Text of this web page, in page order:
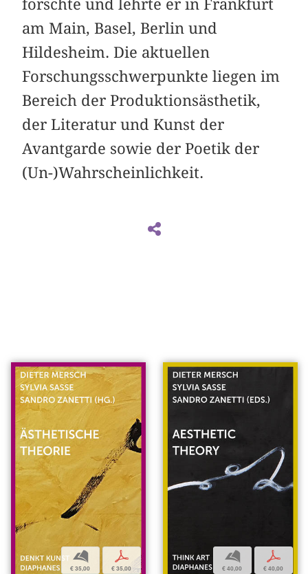
forschte und lehrte er in Frankfurt
am Main, Basel, Berlin und
Hildesheim. Die aktuellen
Forschungsschwerpunkte liegen im
Bereich der Produktionsästhetik,
der Literatur und Kunst der
Avantgarde sowie der Poetik der
(Un-)Wahrscheinlichkeit.
b
€ 35,00
p
€ 35,00
b
€ 40,00
p
€ 40,00